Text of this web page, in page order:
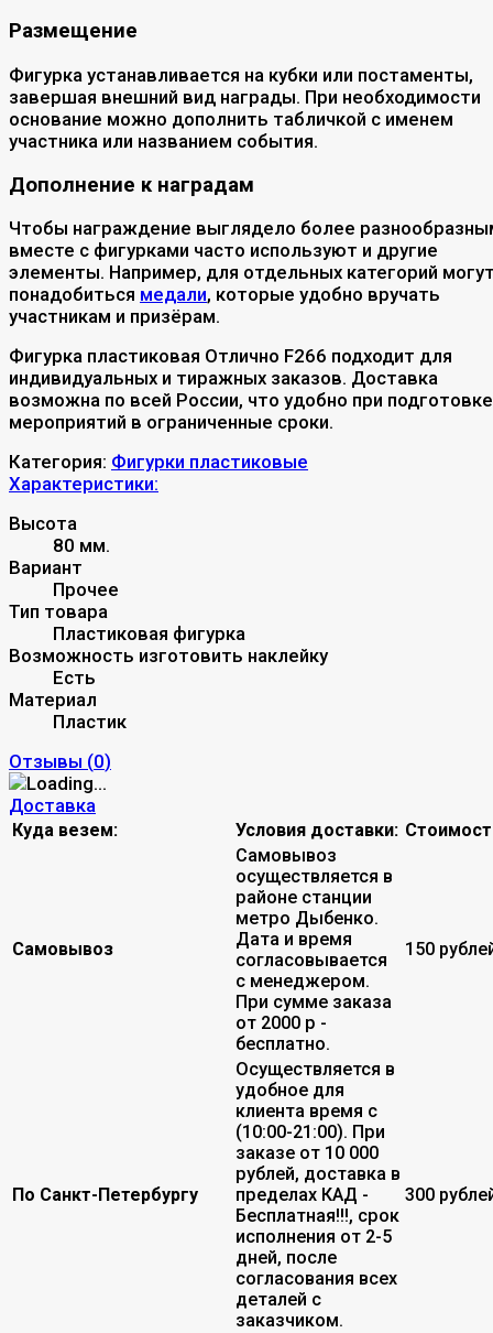
Размещение
Фигурка устанавливается на кубки или постаменты,
завершая внешний вид награды. При необходимости
основание можно дополнить табличкой с именем
участника или названием события.
Дополнение к наградам
Чтобы награждение выглядело более
вместе с фигурками часто используют и другие
элементы. Например, для отдельных категорий
понадобиться медали, которые удобно вручать
участникам и призёрам.
Фигурка пластиковая Отлично F266 подходит для
индивидуальных и тиражных заказов. Доставка
возможна по всей России, что удобно при подготовке
мероприятий в ограниченные сроки.
Категория: Фигурки пластиковые
Характеристики:
Высота
80 мм.
Вариант
Прочее
Тип товара
Пластиковая фигурка
Возможность изготовить наклейку
Есть
Материал
Пластик
Отзывы (0)
Доставка
Куда везем: Условия доставки:
Самовывоз
Самовывоз
осуществляется в
районе станции
метро Дыбенко.
Дата и время
согласовывается
с менеджером.
При сумме заказа
от 2000 р -
бесплатно.
150
По Санкт-Петербургу
Осуществляется в
удобное для
клиента время с
(10:00-21:00). При
заказе от 10 000
рублей, доставка в
пределах КАД -
Бесплатная!!!, срок
исполнения от 2-5
дней, после
согласования всех
деталей с
заказчиком.
300